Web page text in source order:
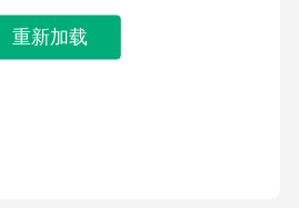
重新加载